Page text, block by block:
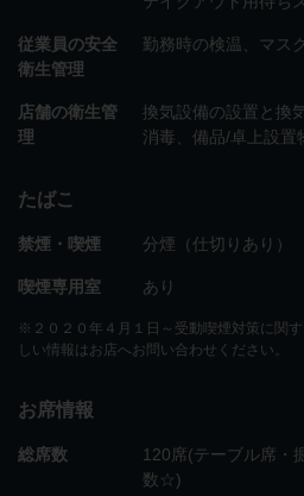
従業員の安全
衛生管理
勤務時の検温 マス
店舗の衛生管
理
換気設備の設置と換
消毒
備品/卓上設置
たばこ
禁煙・喫煙 分煙（仕切りあり）
喫煙専用室 あり
※２０２０年４月１日～受動喫煙対策に関
しい情報はお店へお問い合わせください。
お席情報
総席数
120席(テーブル席・
数☆)